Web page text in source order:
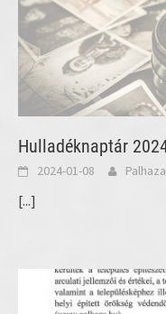
Hulladéknaptár
2024-01-08 Palhaza
[...]